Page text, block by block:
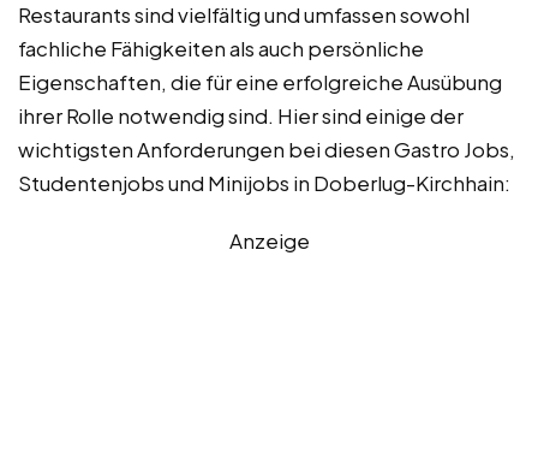
Restaurants sind vielfältig und umfassen sowohl
fachliche Fähigkeiten als auch persönliche
Eigenschaften, die für eine erfolgreiche Ausübung
ihrer Rolle notwendig sind. Hier sind einige der
wichtigsten Anforderungen bei diesen Gastro Jobs,
Studentenjobs und Minijobs in Doberlug-Kirchhain:
Anzeige